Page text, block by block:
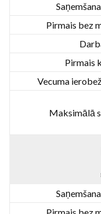
Pirmais bez
Pirmais
Vecuma
Maksimālā